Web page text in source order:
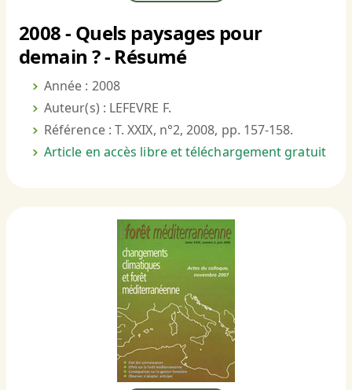
2008 - Quels paysages pour
demain ? - Résumé
Année : 2008
Auteur(s) : LEFEVRE F.
Référence : T. XXIX, n°2, 2008, pp. 157-158.
Article en accès libre et téléchargement gratuit